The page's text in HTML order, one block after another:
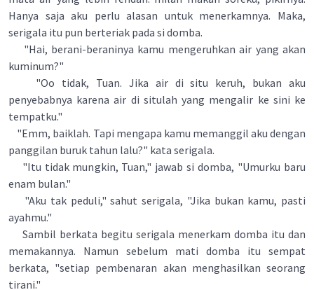
Hanya saja aku perlu alasan untuk menerkamnya. Maka,
serigala itu pun berteriak pada si domba.
"Hai, berani-beraninya kamu mengeruhkan air yang akan
kuminum?"
"Oo tidak, Tuan. Jika air di situ keruh, bukan aku
penyebabnya karena air di situlah yang mengalir ke sini ke
tempatku."
"Emm, baiklah. Tapi mengapa kamu memanggil aku dengan
panggilan buruk tahun lalu?" kata serigala.
"Itu tidak mungkin, Tuan," jawab si domba, "Umurku baru
enam bulan."
"Aku tak peduli," sahut serigala, "Jika bukan kamu, pasti
ayahmu."
Sambil berkata begitu serigala menerkam domba itu dan
memakannya. Namun sebelum mati domba itu sempat
berkata, "setiap pembenaran akan menghasilkan seorang
tirani."